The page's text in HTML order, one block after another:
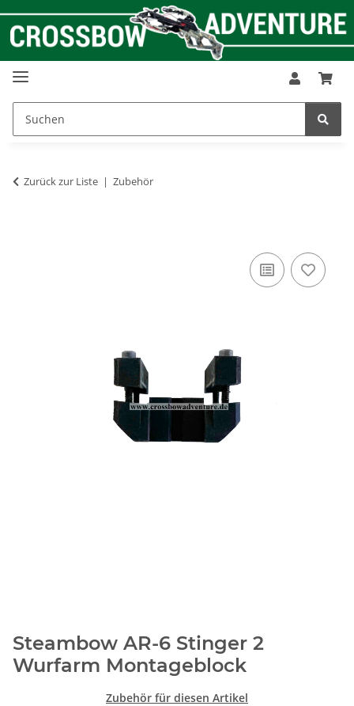
Zurück zur Liste Zubehör
Steambow AR-6 Stinger 2
Wurfarm Montageblock
Zubehör für diesen Artikel